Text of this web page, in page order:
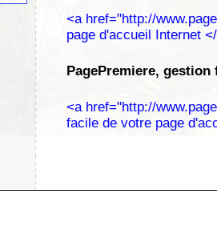
<a href="http://
page d'accueil Internet
PagePremiere,
<a href="http://
facile de votre page